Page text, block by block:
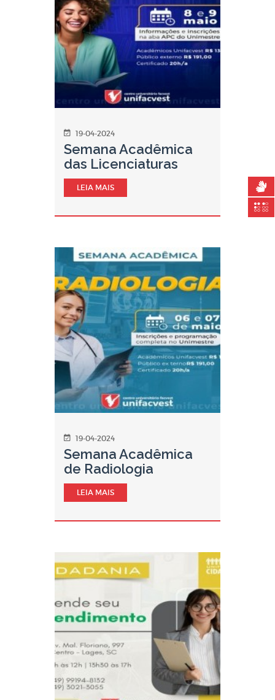
19-04-2024
Semana Acadêmica
das Licenciaturas
LEIA MAIS
19-04-2024
Semana Acadêmica
de Radiologia
LEIA MAIS